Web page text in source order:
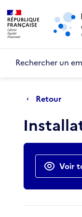
Aller au menu principal
Rechercher un
Retour
Actions
Voir